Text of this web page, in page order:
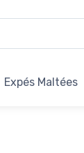
Expés Maltées